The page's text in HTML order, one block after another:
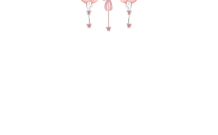
№ 4549 Набор шаров для девочки "Элизабет с
бантиками" в цвете голубой и крем